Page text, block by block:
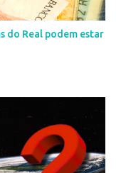
do Real podem estar